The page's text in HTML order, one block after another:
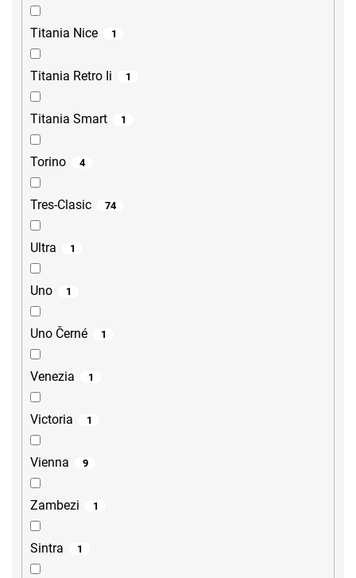
Titania Nice 1
Titania Retro Ii 1
Titania Smart 1
Torino 4
Tres-Clasic 74
Ultra 1
Uno 1
Uno Černé 1
Venezia 1
Victoria 1
Vienna 9
Zambezi 1
Sintra 1